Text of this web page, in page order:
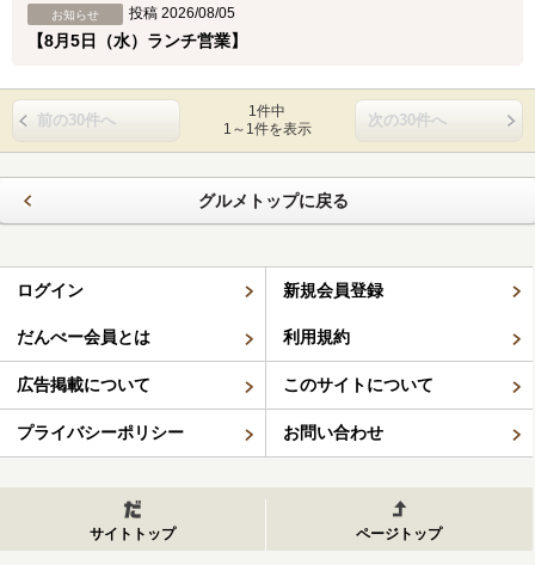
お知らせ 投稿 2026/08/05
【8月5日（水）ランチ営業】
前の30件へ
1件中
1～1件を表示
次の30件へ
グルメトップに戻る
ログイン 新規会員登録
だんべー会員とは 利用規約
広告掲載について このサイトについて
プライバシーポリシー お問い合わせ
サイトトップ ページトップ